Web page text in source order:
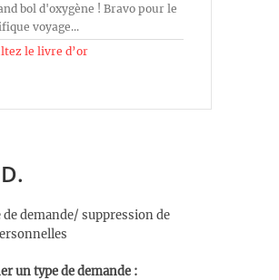
bol d'oxygène ! Bravo pour le
voyage...
le livre d’or
demande/ suppression de
un type de demande :